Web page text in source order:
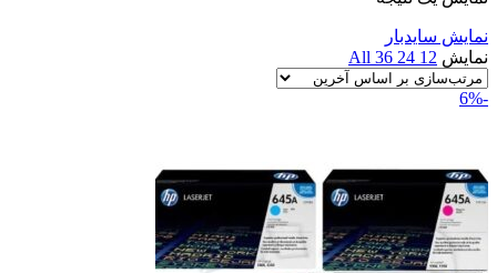
نمایش سایدبار
نمایش 12
24
36
All
-6%